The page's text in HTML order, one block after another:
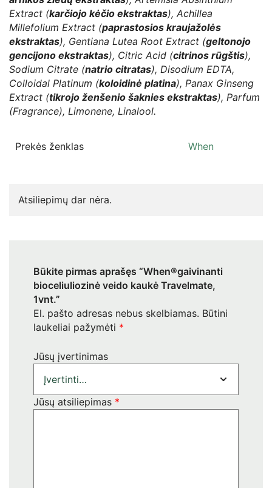
Extract (karčiojo kėčio ekstraktas), Achillea
Millefolium Extract (paprastosios kraujažolės
ekstraktas), Gentiana Lutea Root Extract (geltonojo
gencijono ekstraktas), Citric Acid (citrinos rūgštis),
Sodium Citrate (natrio citratas), Disodium EDTA,
Colloidal Platinum (koloidinė platina), Panax Ginseng
Extract (tikrojo ženšenio šaknies ekstraktas), Parfum
(Fragrance), Limonene, Linalool.
Prekės ženklas When
Atsiliepimų dar nėra.
Būkite pirmas aprašęs “When®gaivinanti
bioceliuliozinė veido kaukė Travelmate,
1vnt.”
El. pašto adresas nebus skelbiamas. Būtini
laukeliai pažymėti *
Jūsų įvertinimas
Jūsų atsiliepimas *